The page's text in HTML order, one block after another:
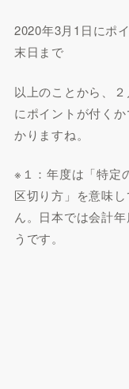
2020年3月1日にポ
末日まで
以上のことから、
にポイントが付く
かりますね。
※１：年度は「特定
区切り方」を意味
ん。日本では会計
うです。